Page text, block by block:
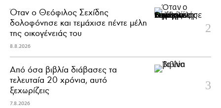
Όταν ο Θεόφιλος Σεχίδης
δολοφόνησε και τεμάχισε πέντε μέλη
της οικογένειάς του
8.8.2026
Από όσα βιβλία διάβασες τα
τελευταία 20 χρόνια, αυτό
ξεχωρίζεις
7.8.2026